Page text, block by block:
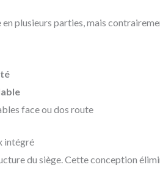
plusieurs parties, mais
face ou dos route
intégré
du siège. Cette conception